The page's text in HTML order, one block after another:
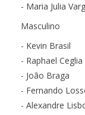
- Maria Julia
Masculino
- Kevin Brasil
- Raphael Ceglia
- João Braga
- Fernando
- Alexandre